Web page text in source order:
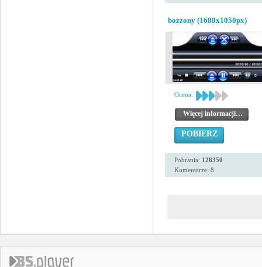
bozzony (1680x1050px)
Ocena:
Więcej informacji…
POBIERZ
Pobrania: 128350
Komentarze: 8